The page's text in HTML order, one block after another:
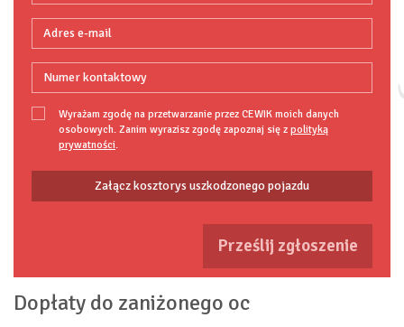
Wyrażam zgodę na przetwarzanie przez CEWIK moich danych
osobowych. Zanim wyrazisz zgodę zapoznaj się z polityką
prywatności.
Załącz kosztorys uszkodzonego pojazdu
Prześlij zgłoszenie
Dopłaty do zaniżonego oc